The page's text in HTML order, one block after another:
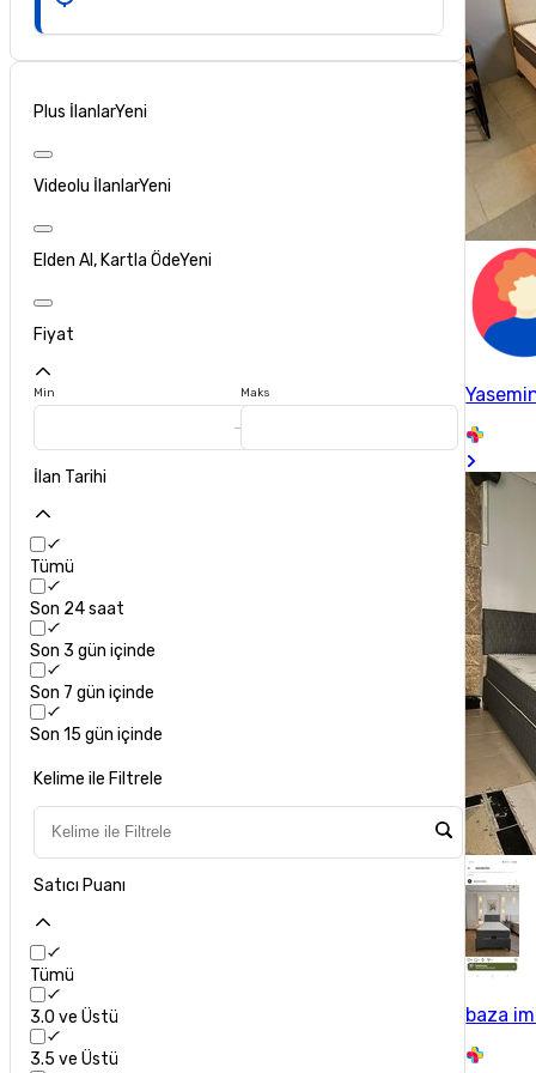
Plus İlanlarYeni
Videolu İlanlarYeni
Elden Al, Kartla ÖdeYeni
Fiyat
Min Maks
İlan Tarihi
Tümü
Son 24 saat
Son 3 gün içinde
Son 7 gün içinde
Son 15 gün içinde
Kelime ile Filtrele
Satıcı Puanı
Tümü
3.0 ve Üstü
3.5 ve Üstü
baza